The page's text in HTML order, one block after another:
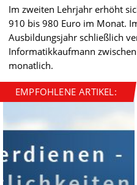
Im zweiten Lehrjahr erhöht
910 bis 980 Euro im Monat.
Ausbildungsjahr schließlich
Informatikkaufmann
monatlich.
EMPFOHLENE ARTIKEL: